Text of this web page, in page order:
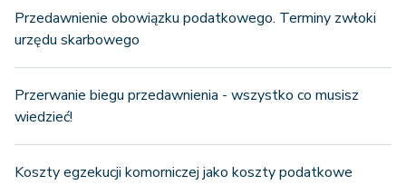
Przedawnienie obowiązku podatkowego. Terminy zwłoki
urzędu skarbowego
Przerwanie biegu przedawnienia - wszystko co musisz
wiedzieć!
Koszty egzekucji komorniczej jako koszty podatkowe